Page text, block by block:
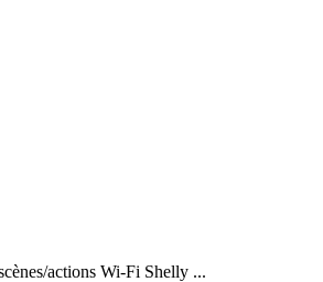
actions Wi-Fi Shelly ...